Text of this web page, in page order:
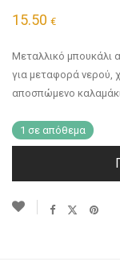
15.50 €
Μεταλλικό μπουκάλι
για μεταφορά νερού,
αποσπώμενο
1 σε απόθεμα